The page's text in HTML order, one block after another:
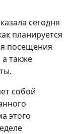
сегодня
планируется
посещения
также
собой
этого